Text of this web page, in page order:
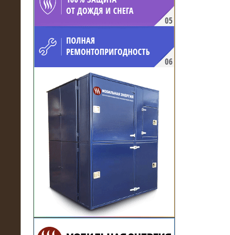
15.04.2017
Нагрузочный комплекс 16 МВт с
21.03.2017
Комплектная трансформаторная
подстанция 6 МВА (морское
исполнение, IP56)